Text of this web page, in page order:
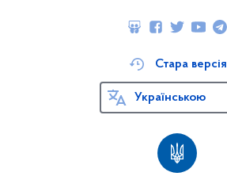
Стара версія
Українською